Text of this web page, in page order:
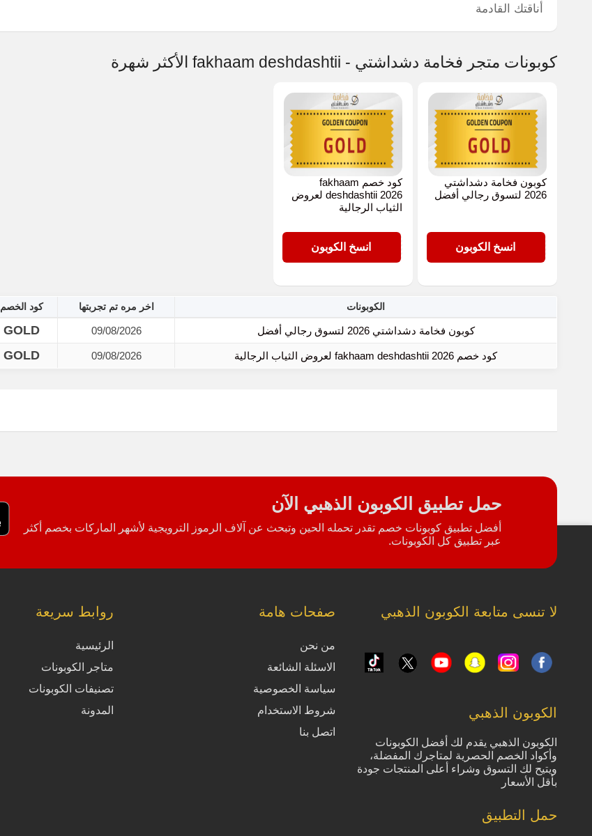
أناقتك القادمة
كوبونات متجر فخامة دشداشتي - fakhaam deshdashtii الأكثر شهرة
كوبون فخامة دشداشتي
2026 لتسوق رجالي أفضل
GOLDانسخ الكوبون
كود خصم fakhaam
deshdashtii 2026 لعروض
الثياب الرجالية
GOLDانسخ الكوبون
الكوبونات اخر مره تم تجربتها كود الخصم
كوبون فخامة دشداشتي 2026 لتسوق رجالي أفضل 09/08/2026
GOLD
كود خصم fakhaam deshdashtii 2026 لعروض الثياب الرجالية 09/08/2026
GOLD
حمل تطبيق الكوبون الذهبي الآن
أفضل تطبيق كوبونات خصم تقدر تحمله الحين وتبحث عن آلاف الرموز الترويجية لأشهر الماركات بخصم أكثر
عبر تطبيق كل الكوبونات.
لا تنسى متابعة الكوبون الذهبي
الكوبون الذهبي
الكوبون الذهبي يقدم لك أفضل الكوبونات
وأكواد الخصم الحصرية لمتاجرك المفضلة،
ويتيح لك التسوق وشراء أعلى المنتجات جودة
بأقل الأسعار
حمل التطبيق
صفحات هامة
من نحن
الاسئلة الشائعة
سياسة الخصوصية
شروط الاستخدام
اتصل بنا
روابط سريعة
الرئيسية
متاجر الكوبونات
تصنيفات الكوبونات
المدونة